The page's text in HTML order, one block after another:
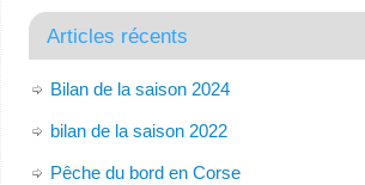
Articles récents
Bilan de la saison 2024
bilan de la saison 2022
Pêche du bord en Corse